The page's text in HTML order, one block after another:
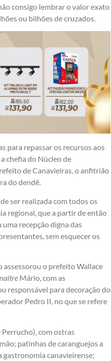
consigo lembrar o valor exato
ou bilhões de cruzados.
para repassar os recursos aos
chefia do Núcleo de
de Canavieiras, o anfitrião
do dendê.
ser realizada com todos os
regional, que a partir de então
recepção digna das
sem esquecer os
o prefeito Wallace
Mário, com as
responsável para decoração do
Pedro II, no que se refere
com ostras
patinhas de caranguejos a
gastronomia canavieirense;